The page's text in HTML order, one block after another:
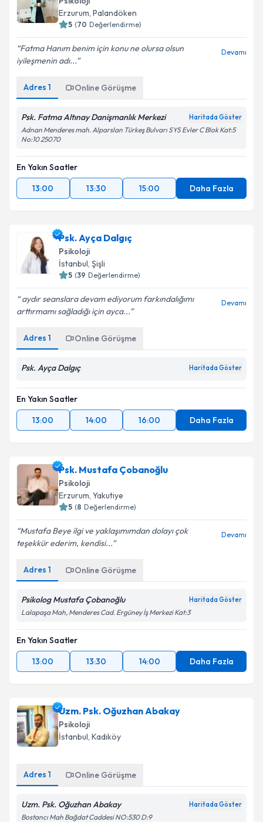
Erzurum, Palandöken
5 (70 Değerlendirme)
Fatma Hanım benim için konu ne olursa olsun
iyileşmenin adı...
Devamı
Adres 1 Online Görüşme
Psk. Fatma Altınay Danişmanlık Merkezi Haritada Göster
Adnan Menderes mah. Alparslan Türkeş Bulvarı SYS Evler C Blok Kat:5
No:10 25070
En Yakın Saatler
13:00
13:30 15:00 Daha Fazla
Psk. Ayça Dalgıç
Psikoloji
İstanbul, Şişli
5 (39 Değerlendirme)
aydır seanslara devam ediyorum farkındalığımı
arttırmamı sağladığı için ayca...
Devamı
Adres 1 Online Görüşme
Psk. Ayça Dalgıç Haritada Göster
En Yakın Saatler
13:00
14:00 16:00 Daha Fazla
Psk. Mustafa Çobanoğlu
Psikoloji
Erzurum, Yakutiye
5 (8 Değerlendirme)
Mustafa Beye ilgi ve yaklaşımımdan dolayı çok
teşekkür ederim, kendisi...
Devamı
Adres 1 Online Görüşme
Psikolog Mustafa Çobanoğlu Haritada Göster
Lalapaşa Mah, Menderes Cad. Ergüney İş Merkezi Kat:3
En Yakın Saatler
13:00
13:30 14:00 Daha Fazla
Uzm. Psk. Oğuzhan Abakay
Psikoloji
İstanbul, Kadıköy
Adres 1 Online Görüşme
Uzm. Psk. Oğuzhan Abakay Haritada Göster
Bostancı Mah Bağdat Caddesi NO:530 D:9